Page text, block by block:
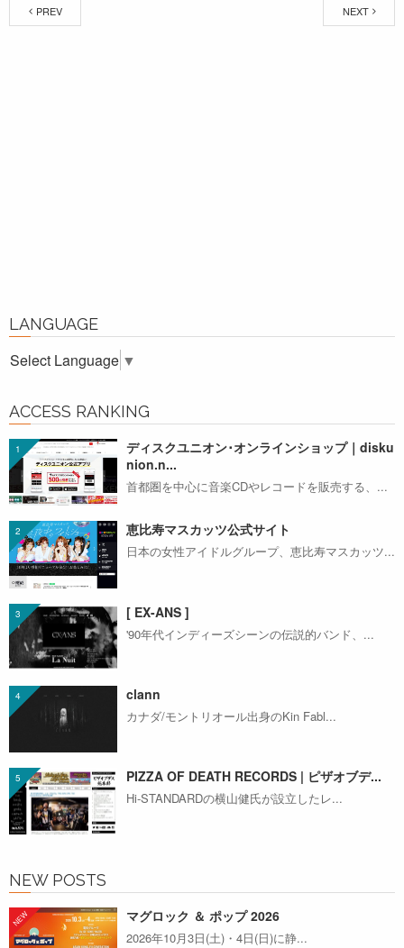
PREV NEXT
LANGUAGE
Select Language ▼
ACCESS RANKING
ディスクユニオン･オンラインショップ｜disku
nion.n...
首都圏を中心に音楽CDやレコードを販売する、...
恵比寿マスカッツ公式サイト
日本の女性アイドルグループ、恵比寿マスカッツ...
[ EX-ANS ]
'90年代インディーズシーンの伝説的バンド、...
clann
カナダ/モントリオール出身のKin Fabl...
PIZZA OF DEATH RECORDS | ピザオブデ...
Hi-STANDARDの横山健氏が設立したレ...
NEW POSTS
マグロック ＆ ポップ 2026
2026年10月3日(土)・4日(日)に静...